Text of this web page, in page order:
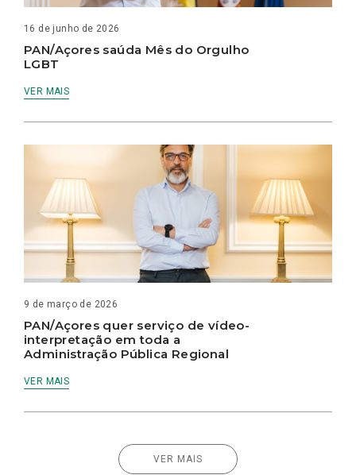
16 de junho de 2026
PAN/Açores saúda Mês do Orgulho
LGBT
VER MAIS
9 de março de 2026
PAN/Açores quer serviço de vídeo-
interpretação em toda a
Administração Pública Regional
VER MAIS
VER MAIS